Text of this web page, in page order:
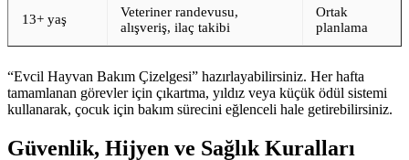
13+ yaş
Veteriner randevusu,
alışveriş, ilaç takibi
Ortak
planlama
“Evcil Hayvan Bakım Çizelgesi” hazırlayabilirsiniz. Her hafta
tamamlanan görevler için çıkartma, yıldız veya küçük ödül sistemi
kullanarak, çocuk için bakım sürecini eğlenceli hale getirebilirsiniz.
Güvenlik, Hijyen ve Sağlık Kuralları